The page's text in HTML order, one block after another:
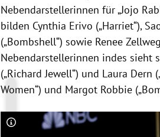
Nebendarstellerinnen für „Jojo
bilden Cynthia Erivo („Harriet“),
(„Bombshell“) sowie Renee
Nebendarstellerinnen indes sieht
(„Richard Jewell“) und Laura Dern
Women“) und Margot Robbie
Copyright-Hinweis öffnen/schließen